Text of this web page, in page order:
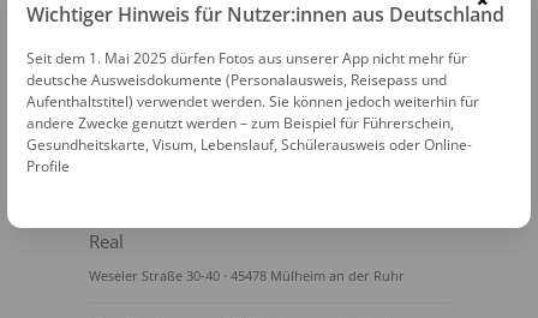
Real
Weseler Straße 30-40 · 45478 Mülheim an der Ruhr
Wichtiger Hinweis für Nutzer:innen aus Deutschland
Seit dem 1. Mai 2025 dürfen Fotos aus unserer App nicht mehr für
deutsche Ausweisdokumente (Personalausweis, Reisepass und
Aufenthaltstitel) verwendet werden. Sie können jedoch weiterhin für
andere Zwecke genutzt werden – zum Beispiel für Führerschein,
Gesundheitskarte, Visum, Lebenslauf, Schülerausweis oder Online-
Profile